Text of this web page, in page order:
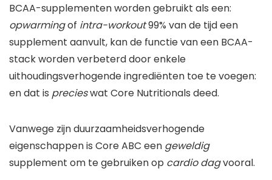
BCAA-supplementen worden gebruikt als een:
opwarmingof intra-workout99% van de tijd een
supplement aanvult, kan de functie van een BCAA-
stack worden verbeterd door enkele
uithoudingsverhogende ingrediënten toe te voegen:
en dat is precieswat Core Nutritionals deed.
Vanwege zijn duurzaamheidsverhogende
eigenschappen is Core ABC een geweldig
supplement om te gebruiken op cardio dagvooral.